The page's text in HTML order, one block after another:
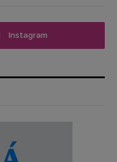
Instagram